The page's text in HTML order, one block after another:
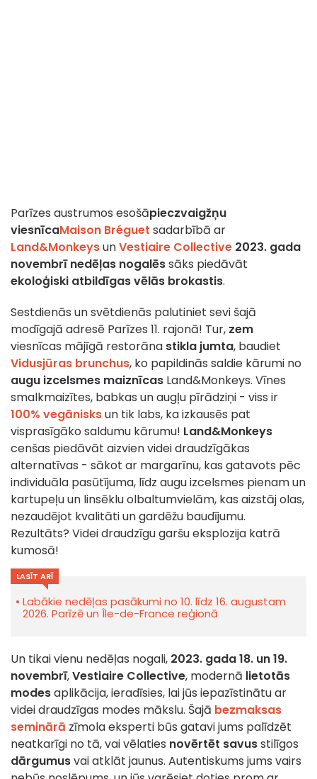
Parīzes austrumos esošāpieczvaigžņu
viesnīcaMaison Bréguet sadarbībā ar
Land&MonkeysunVestiaire Collective 2023. gada
novembrī nedēļas nogalēssāks piedāvāt
ekoloģiski atbildīgas vēlās brokastis.
Sestdienās un svētdienās palutiniet sevi šajā
modīgajā adresē Parīzes 11. rajonā! Tur, zem
viesnīcas mājīgā restorāna stikla jumta, baudiet
Vidusjūras brunchus, ko papildinās saldie kārumi no
augu izcelsmes maiznīcas Land&Monkeys. Vīnes
smalkmaizītes, babkas un augļu pīrādziņi - viss ir
100% vegānisksun tik labs, ka izkausēs pat
visprasīgāko saldumu kārumu! Land&Monkeys
cenšas piedāvāt aizvien videi draudzīgākas
alternatīvas - sākot ar margarīnu, kas gatavots pēc
individuāla pasūtījuma, līdz augu izcelsmes pienam un
kartupeļu un linsēklu olbaltumvielām, kas aizstāj olas,
nezaudējot kvalitāti un gardēžu baudījumu.
Rezultāts? Videi draudzīgu garšu eksplozija katrā
kumosā!
LASĪT ARĪ
Labākie nedēļas pasākumi no 10. līdz 16. augustam
2026. Parīzē un Île-de-France reģionā
Un tikai vienu nedēļas nogali, 2023. gada 18. un 19.
novembrī,Vestiaire Collective, modernā lietotās
modesaplikācija, ieradīsies, lai jūs iepazīstinātu ar
videi draudzīgas modes mākslu. Šajā bezmaksas
seminārā zīmola eksperti būs gatavi jums palīdzēt
neatkarīgi no tā, vai vēlaties novērtēt savusstilīgos
dārgumusvai atklāt jaunus. Autentiskums jums vairs